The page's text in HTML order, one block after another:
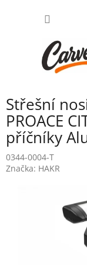
Střešní
PROACE
příčníky
0344-0004-T
Značka: HAKR